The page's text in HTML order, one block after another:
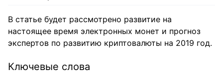
В статье будет рассмотрено развитие на
настоящее время электронных монет и прогноз
экспертов по развитию криптовалюты на 2019 год.
Ключевые слова